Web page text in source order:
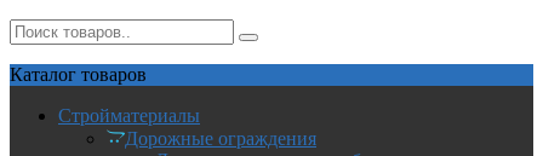
Каталог товаров
Стройматериалы
Дорожные ограждения